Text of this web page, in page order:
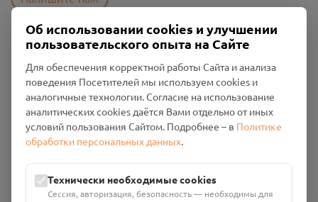
Пользовательское соглашение
Политика конфиденциальности
Промо-материалы
Настройки cookies
Общество с ограниченной ответственностью «Смоленский
Проект Помним»
ИНН: 6700029207 ОГРН: 1256700001986
Юридический адрес: 216790, Смоленская область, р-н
Об использовании cookies и улучшении
пользовательского опыта на Сайте
Для обеспечения корректной работы Сайта и анализа
поведения Посетителей мы используем cookies и
аналогичные технологии. Согласие на использование
аналитических cookies даётся Вами отдельно от иных
условий пользования Сайтом. Подробнее – в Политике
обработки персональных данных.
Технически необходимые cookies
Сессия, авторизация, безопасность — необходимы для